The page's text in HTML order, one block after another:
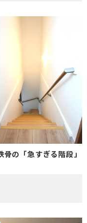
の「急すぎる階段」